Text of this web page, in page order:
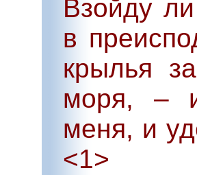
Взойду
в
крылья
моря, –
меня, и
<1>